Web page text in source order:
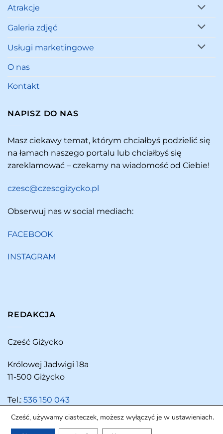
Atrakcje
Galeria zdjęć
Usługi marketingowe
O nas
Kontakt
NAPISZ DO NAS
Masz ciekawy temat, którym chciałbyś podzielić się
na łamach naszego portalu lub chciałbyś się
zareklamować – czekamy na wiadomość od Ciebie!
czesc@czescgizycko.pl
Obserwuj nas w social mediach:
FACEBOOK
INSTAGRAM
REDAKCJA
Cześć Giżycko
Królowej Jadwigi 18a
11-500 Giżycko
Tel.: 536 150 043
Cześć, używamy ciasteczek, możesz wyłączyć je w ustawieniach.